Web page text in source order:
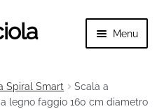
Menu
menu
Spiral Smart
Scala a
legno faggio 160 cm diametro